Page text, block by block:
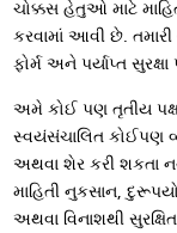
ચોક્કસ હેતુઓ માટે
કરવામાં આવી છે. તમારી
ફોર્મ અને પર્યાપ્ત
અમે કોઈ પણ તૃતીય
સ્વયંસંચાલિત કોઈપણ
અથવા શેર કરી શકતા
માહિતી નુકસાન,
અથવા વિનાશથી